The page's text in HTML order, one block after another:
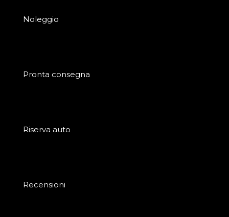
Noleggio
Pronta consegna
Riserva auto
Recensioni